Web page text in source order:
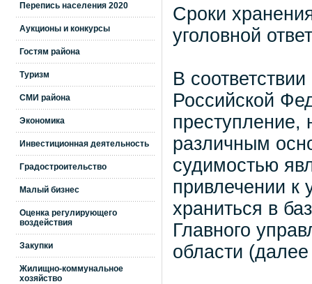
Перепись населения 2020
Аукционы и конкурсы
Гостям района
Туризм
СМИ района
Экономика
Инвестиционная деятельность
Градостроительство
Малый бизнес
Оценка регулирующего
воздействия
Закупки
Жилищно-коммунальное
хозяйство
Сроки
уголовной
В
Российской
преступление,
различным
судимостью
привлечении к
храниться в
Главного
области